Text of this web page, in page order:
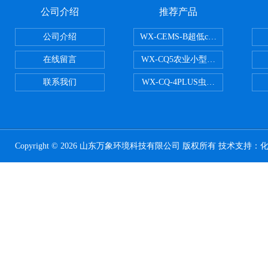
公司介绍
公司介绍
在线留言
联系我们
推荐产品
WX-CEMS-B超低cems烟气监测系
WX-CQ5农业小型气象站
WX-CQ-4PLUS虫情测报灯
Copyright © 2026 山东万象环境科技有限公司 版权所有 技术支持：